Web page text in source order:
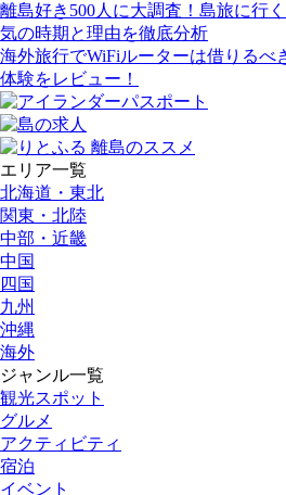
離島好き500人に大調査！島旅に行
気の時期と理由を徹底分析
海外旅行でWiFiルーターは借りるべ
体験をレビュー！
エリア一覧
北海道・東北
関東・北陸
中部・近畿
中国
四国
九州
沖縄
海外
ジャンル一覧
観光スポット
グルメ
アクティビティ
宿泊
イベント